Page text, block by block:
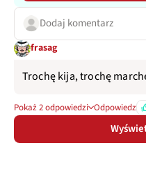
Dodaj komentarz
frasag
Trochę kija, trochę
Pokaż 2 odpowiedzi Odpowiedz